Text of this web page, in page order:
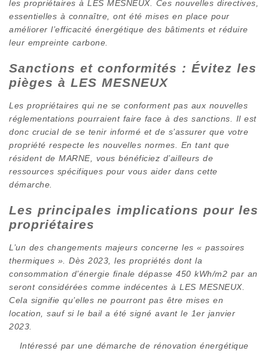
les propriétaires à LES MESNEUX. Ces nouvelles directives,
essentielles à connaître, ont été mises en place pour
améliorer l’efficacité énergétique des bâtiments et réduire
leur empreinte carbone.
Sanctions et conformités : Évitez les
pièges à LES MESNEUX
Les propriétaires qui ne se conforment pas aux nouvelles
réglementations pourraient faire face à des sanctions. Il est
donc crucial de se tenir informé et de s’assurer que votre
propriété respecte les nouvelles normes. En tant que
résident de MARNE, vous bénéficiez d’ailleurs de
ressources spécifiques pour vous aider dans cette
démarche.
Les principales implications pour les
propriétaires
L’un des changements majeurs concerne les « passoires
thermiques ». Dès 2023, les propriétés dont la
consommation d’énergie finale dépasse 450 kWh/m2 par an
seront considérées comme indécentes à LES MESNEUX.
Cela signifie qu’elles ne pourront pas être mises en
location, sauf si le bail a été signé avant le 1er janvier
2023.
Intéressé par une démarche de rénovation énergétique